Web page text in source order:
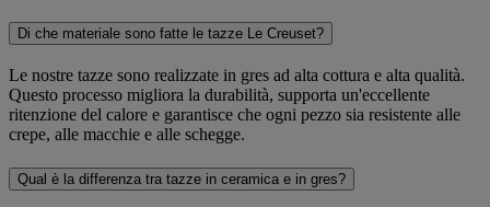
Di che materiale sono fatte le tazze Le Creuset?
Le nostre tazze sono realizzate in gres ad alta cottura e alta qualità.
Questo processo migliora la durabilità, supporta un'eccellente
ritenzione del calore e garantisce che ogni pezzo sia resistente alle
crepe, alle macchie e alle schegge.
Qual è la differenza tra tazze in ceramica e in gres?